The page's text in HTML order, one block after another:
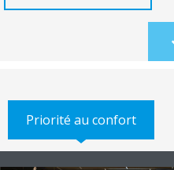
Priorité au confort